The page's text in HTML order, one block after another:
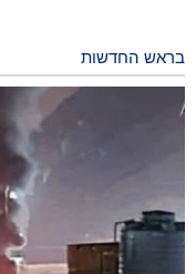
בראש החדשות